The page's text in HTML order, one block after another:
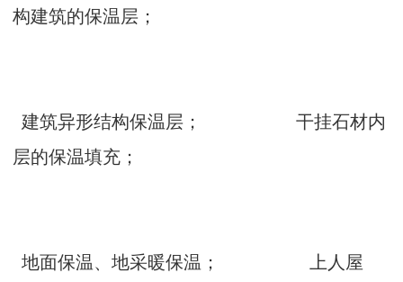
构建筑的保温层；
建筑异形结构保温层； 干挂石材内
层的保温填充；
地面保温、地采暖保温； 上人屋